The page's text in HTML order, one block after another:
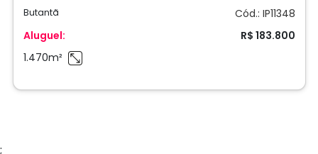
Butantã
Cód.: IP11348
Aluguel:
R$ 183.800
1.470m²
;